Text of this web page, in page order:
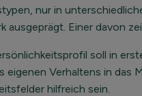
nur in
ausgeprägt. Einer davon
soll in
eigenen Verhaltens in das
hilfreich sein.